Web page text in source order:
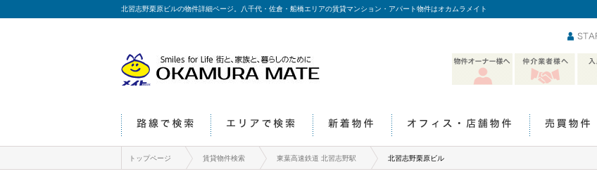
北習志野栗原ビルの物件詳細ページ。八千代・佐倉・船橋エリアの賃貸マンション・アパート物件はオカムラメイト
路線で検索 エリアで検索 新着物件 オフィス・店舗物件 売買物件
トップページ 賃貸物件検索 東葉高速鉄道 北習志野駅 北習志野栗原ビル